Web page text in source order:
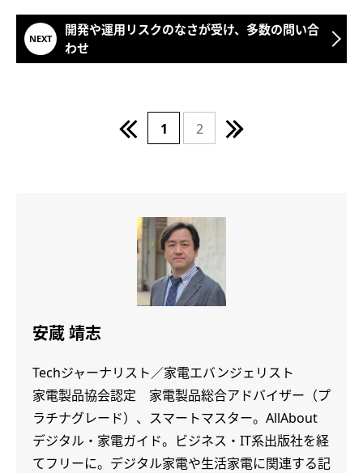
開発や運用リスクのなさが受け、多数の問い合
わせ
1 2
安蔵 靖志
Techジャーナリスト／家電エバンジェリスト
家電製品協会認定 家電製品総合アドバイザー（プ
ラチナグレード）、スマートマスター。AllAbout
デジタル・家電ガイド。ビジネス・IT系出版社を経
てフリーに。デジタル家電や生活家電に関連する記